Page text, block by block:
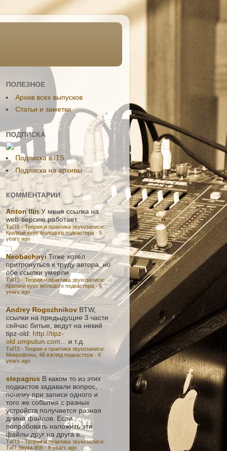
ПОЛЕЗНОЕ
Aрхив всех выпусков
Статьи и заметки
ПОДПИСКА
Подписка в iTS
Подписка на архивы
КОММЕНТАРИИ
Anton Ilin У меня ссылка на
web-версию работает.
ТиПЗ - Теория и практика звукозаписи:
Краткий курс молодого подкастера · 5
years ago
Neobachnyi Тоже хотел
притронуться к труду автора, но
обе ссылки умерли
ТиПЗ - Теория и практика звукозаписи:
Краткий курс молодого подкастера ·6
years ago
Andrey Rogozhnikov BTW,
ссылки на предыдущие 3 части
сейчас битые, ведут на некий
tipz-old: http://tipz-
old.umputun.com...
и т.д.
ТиПЗ - Теория и практика звукозаписи:
Микрофоны, 4й взгляд подкастера · 6
years ago
stepagrus В каком то из этих
подкастов задавали вопрос,
почему при записи одного и
того же события с разных
устройств получается разная
длина файлов. Если
попробовать наложить эти
файлы друг на друга в...
ТиПЗ - Теория и практика звукозаписи:
ТиП Звука #56 ·8 years ago